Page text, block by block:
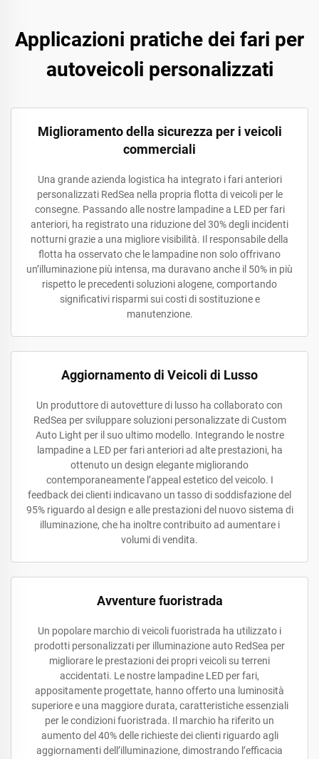
Applicazioni pratiche dei fari per
autoveicoli personalizzati
Miglioramento della sicurezza per i veicoli
commerciali
Una grande azienda logistica ha integrato i fari anteriori
personalizzati RedSea nella propria flotta di veicoli per le
consegne. Passando alle nostre lampadine a LED per fari
anteriori, ha registrato una riduzione del 30% degli incidenti
notturni grazie a una migliore visibilità. Il responsabile della
flotta ha osservato che le lampadine non solo offrivano
un’illuminazione più intensa, ma duravano anche il 50% in più
rispetto le precedenti soluzioni alogene, comportando
significativi risparmi sui costi di sostituzione e
manutenzione.
Aggiornamento di Veicoli di Lusso
Un produttore di autovetture di lusso ha collaborato con
RedSea per sviluppare soluzioni personalizzate di Custom
Auto Light per il suo ultimo modello. Integrando le nostre
lampadine a LED per fari anteriori ad alte prestazioni, ha
ottenuto un design elegante migliorando
contemporaneamente l’appeal estetico del veicolo. I
feedback dei clienti indicavano un tasso di soddisfazione del
95% riguardo al design e alle prestazioni del nuovo sistema di
illuminazione, che ha inoltre contribuito ad aumentare i
volumi di vendita.
Avventure fuoristrada
Un popolare marchio di veicoli fuoristrada ha utilizzato i
prodotti personalizzati per illuminazione auto RedSea per
migliorare le prestazioni dei propri veicoli su terreni
accidentati. Le nostre lampadine LED per fari,
appositamente progettate, hanno offerto una luminosità
superiore e una maggiore durata, caratteristiche essenziali
per le condizioni fuoristrada. Il marchio ha riferito un
aumento del 40% delle richieste dei clienti riguardo agli
aggiornamenti dell’illuminazione, dimostrando l’efficacia